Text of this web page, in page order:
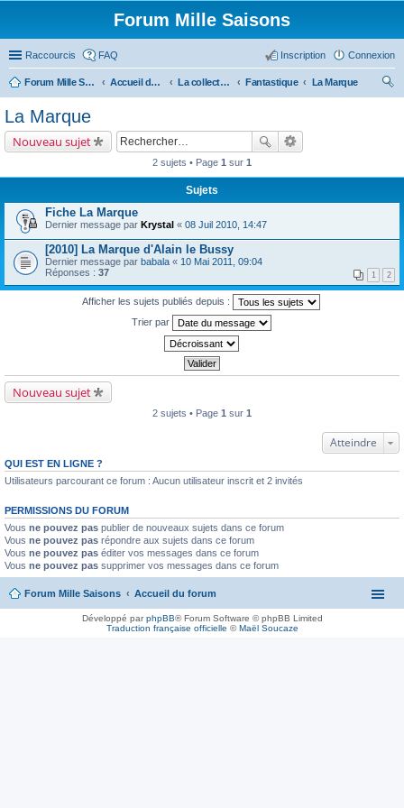
Forum Mille Saisons
Raccourcis FAQ Connexion
Inscription
Forum Mille Saisons Accueil du forum La collection Mille Saisons Fantastique
La Marque
La Marque
Nouveau sujet
2 sujets • Page 1 sur 1
Sujets
Fiche La Marque
Dernier message par Krystal « 08 Juil 2010, 14:47
[2010] La Marque d'Alain le Bussy
Dernier message par babala « 10 Mai 2011, 09:04
Réponses : 37 1 2
Afficher les sujets publiés depuis :
Trier par
Nouveau sujet
2 sujets • Page 1 sur 1
Atteindre
QUI EST EN LIGNE ?
Utilisateurs parcourant ce forum : Aucun utilisateur inscrit et 2 invités
PERMISSIONS DU FORUM
Vous ne pouvez pas publier de nouveaux sujets dans ce forum
Vous ne pouvez pas répondre aux sujets dans ce forum
Vous ne pouvez pas éditer vos messages dans ce forum
Vous ne pouvez pas supprimer vos messages dans ce forum
Forum Mille Saisons Accueil du forum
Développé parphpBB® Forum Software © phpBB Limited
Traduction française officielle ©Maël Soucaze